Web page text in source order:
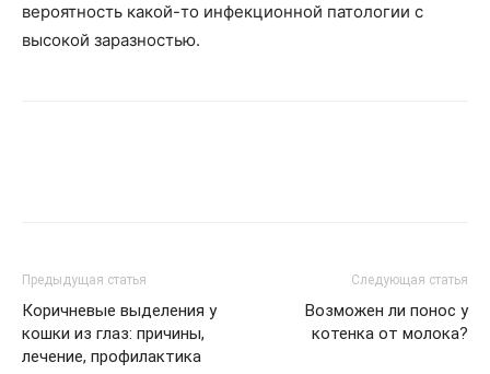
вероятность какой-то инфекционной патологии с
высокой заразностью.
Предыдущая статья
Коричневые выделения у
кошки из глаз: причины,
лечение, профилактика
Следующая статья
Возможен ли понос у
котенка от молока?